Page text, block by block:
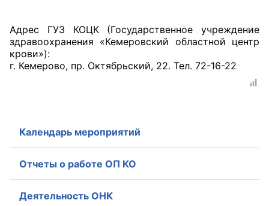
Доходы руководителя за 2024 г.
Адрес ГУЗ КОЦК (Государственное учреждение
здравоохранения «Кемеровский областной центр
крови»):
г. Кемерово, пр. Октябрьский, 22. Тел. 72-16-22
Календарь мероприятий
Отчеты о работе ОП КО
Деятельность ОНК